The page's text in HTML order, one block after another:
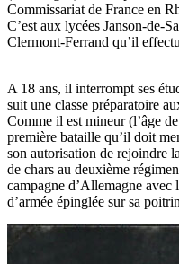
Commissariat de France en
C’est aux lycées Janson-de-
Clermont-Ferrand qu’il
A 18 ans, il interrompt ses
suit une classe préparatoire
Comme il est mineur (l’âge
première bataille qu’il doit
son autorisation de rejoindre
de chars au deuxième
campagne d’Allemagne avec
d’armée épinglée sur sa